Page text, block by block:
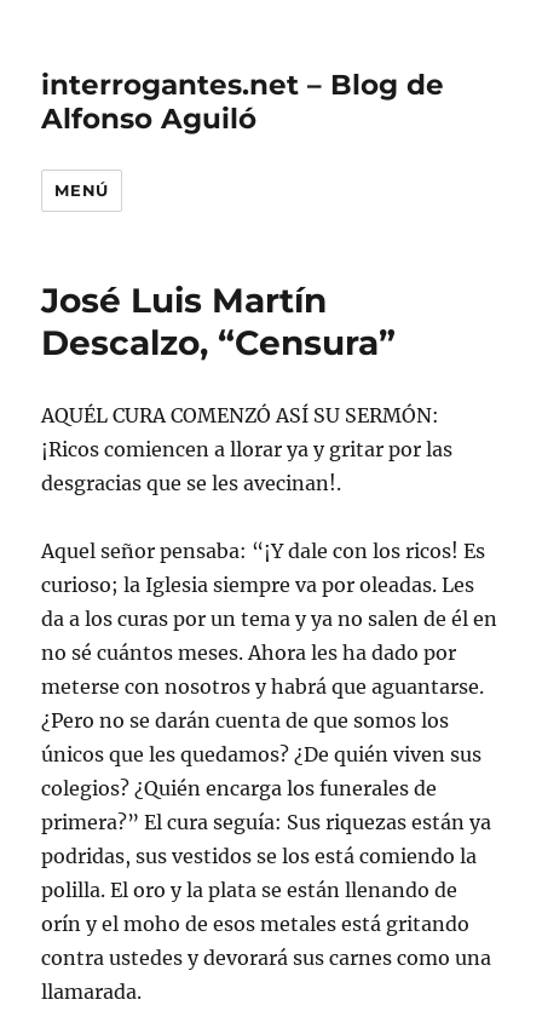
interrogantes.net – Blog de
Alfonso Aguiló
MENÚ
José Luis Martín
Descalzo, “Censura”
AQUÉL CURA COMENZÓ ASÍ SU SERMÓN:
¡Ricos comiencen a llorar ya y gritar por las
desgracias que se les avecinan!.
Aquel señor pensaba: “¡Y dale con los ricos! Es
curioso; la Iglesia siempre va por oleadas. Les
da a los curas por un tema y ya no salen de él en
no sé cuántos meses. Ahora les ha dado por
meterse con nosotros y habrá que aguantarse.
¿Pero no se darán cuenta de que somos los
únicos que les quedamos? ¿De quién viven sus
colegios? ¿Quién encarga los funerales de
primera?” El cura seguía: Sus riquezas están ya
podridas, sus vestidos se los está comiendo la
polilla. El oro y la plata se están llenando de
orín y el moho de esos metales está gritando
contra ustedes y devorará sus carnes como una
llamarada.